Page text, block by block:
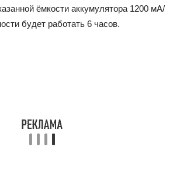
ёмкости аккумулятора 1200 мА/
будет работать 6 часов.